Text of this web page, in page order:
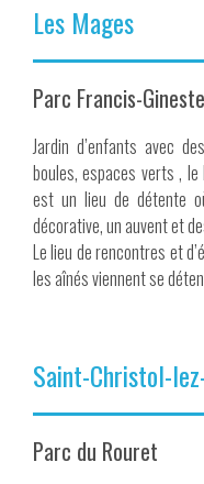
Les Mages
Parc Francis-Gineste
Jardin d’enfants avec
boules, espaces verts ,
est un lieu de détente
décorative, un auvent et
Le lieu de rencontres et
les aînés viennent se
Saint-Christol-
Parc du Rouret